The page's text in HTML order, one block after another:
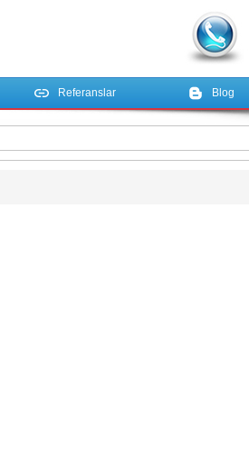
Referanslar Blog